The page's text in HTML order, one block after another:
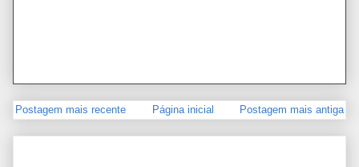
Postagem mais recente Postagem mais antiga
Página inicial